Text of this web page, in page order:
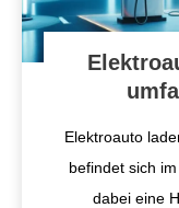
Elektroauto
befindet sich
dabei eine